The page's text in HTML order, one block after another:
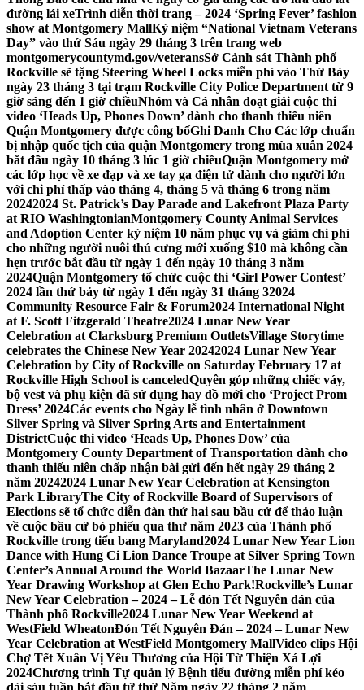
đường lái xeTrình diễn thời trang – 2024 ‘Spring Fever’ fashion
show at Montgomery MallKỷ niệm “National Vietnam Veterans
Day” vào thứ Sáu ngày 29 tháng 3 trên trang web
montgomerycountymd.gov/veteransSở Cảnh sát Thành phố
Rockville sẽ tặng Steering Wheel Locks miễn phí vào Thứ Bảy
ngày 23 tháng 3 tại trạm Rockville City Police Department từ 9
giờ sáng đến 1 giờ chiềuNhóm và Cá nhân đoạt giải cuộc thi
video ‘Heads Up, Phones Down’ dành cho thanh thiếu niên
Quận Montgomery được công bốGhi Danh Cho Các lớp chuẩn
bị nhập quốc tịch của quận Montgomery trong mùa xuân 2024
bắt đầu ngày 10 tháng 3 lúc 1 giờ chiềuQuận Montgomery mở
các lớp học về xe đạp và xe tay ga điện tử dành cho người lớn
với chi phí thấp vào tháng 4, tháng 5 và tháng 6 trong năm
20242024 St. Patrick’s Day Parade and Lakefront Plaza Party
at RIO WashingtonianMontgomery County Animal Services
and Adoption Center kỷ niệm 10 năm phục vụ và giảm chi phí
cho những người nuôi thú cưng mới xuống $10 mà không cần
hẹn trước bắt đầu từ ngày 1 đến ngày 10 tháng 3 năm
2024Quận Montgomery tổ chức cuộc thi ‘Girl Power Contest’
2024 lần thứ bảy từ ngày 1 đến ngày 31 tháng 32024
Community Resource Fair & Forum2024 International Night
at F. Scott Fitzgerald Theatre2024 Lunar New Year
Celebration at Clarksburg Premium OutletsVillage Storytime
celebrates the Chinese New Year 20242024 Lunar New Year
Celebration by City of Rockville on Saturday February 17 at
Rockville High School is canceledQuyên góp những chiếc váy,
bộ vest và phụ kiện đã sử dụng hay đồ mới cho ‘Project Prom
Dress’ 2024Các events cho Ngày lễ tình nhân ở Downtown
Silver Spring và Silver Spring Arts and Entertainment
DistrictCuộc thi video ‘Heads Up, Phones Dow’ của
Montgomery County Department of Transportation dành cho
thanh thiếu niên chấp nhận bài gửi đến hết ngày 29 tháng 2
năm 20242024 Lunar New Year Celebration at Kensington
Park LibraryThe City of Rockville Board of Supervisors of
Elections sẽ tổ chức diễn đàn thứ hai sau bầu cử để thảo luận
về cuộc bầu cử bỏ phiếu qua thư năm 2023 của Thành phố
Rockville trong tiểu bang Maryland2024 Lunar New Year Lion
Dance with Hung Ci Lion Dance Troupe at Silver Spring Town
Center’s Annual Around the World BazaarThe Lunar New
Year Drawing Workshop at Glen Echo Park!Rockville’s Lunar
New Year Celebration – 2024 – Lễ đón Tết Nguyên đán của
Thành phố Rockville2024 Lunar New Year Weekend at
WestField WheatonĐón Tết Nguyên Đán – 2024 – Lunar New
Year Celebration at WestField Montgomery MallVideo clips Hội
Chợ Tết Xuân Vị Yêu Thương của Hội Từ Thiện Xá Lợi
2024Chương trình Tự quản lý Bệnh tiểu đường miễn phí kéo